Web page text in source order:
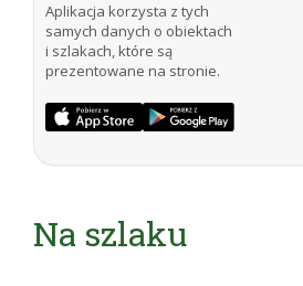
Aplikacja korzysta z tych
samych danych o obiektach
i szlakach, które są
prezentowane na stronie.
Na szlaku